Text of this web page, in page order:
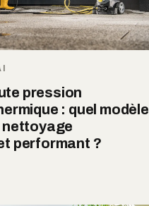
pression
: quel modèle
nettoyage
performant ?